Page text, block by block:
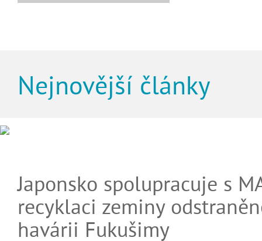
Nejnovější články
Japonsko spolupracuje s
recyklaci zeminy
havárii Fukušimy